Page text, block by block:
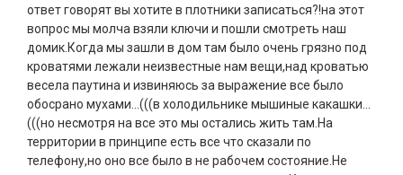
ответ говорят вы хотите в плотники записаться?!на этот
вопрос мы молча взяли ключи и пошли смотреть наш
домик.Когда мы зашли в дом там было очень грязно под
кроватями лежали неизвестные нам вещи,над кроватью
весела паутина и извиняюсь за выражение все было
обосрано мухами...(((в холодильнике мышиные какашки...
(((но несмотря на все это мы остались жить там.На
территории в принципе есть все что сказали по
телефону,но оно все было в не рабочем состояние.Не